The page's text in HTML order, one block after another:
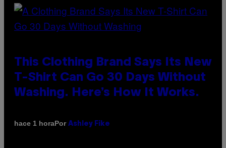
This Clothing Brand Says Its New
T-Shirt Can Go 30 Days Without
Washing. Here’s How It Works.
hace 1 horaPor Ashley Fike